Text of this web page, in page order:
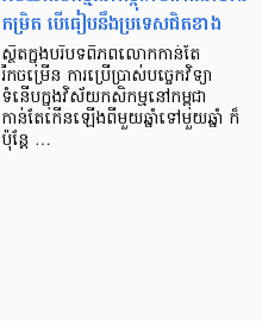
កម្រិត បើធៀបនឹងប្រទេសជិតខាង
ស្ថិតក្នុងបរិបទពិភពលោកកាន់តែ
រីកចម្រើន ការប្រើប្រាស់បច្ចេកវិទ្យា
ទំនើបក្នុងវិស័យកសិកម្មនៅកម្ពុជា
កាន់តែកើនឡើងពីមួយឆ្នាំទៅមួយឆ្នាំ ក៏
ប៉ុន្តែ …